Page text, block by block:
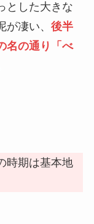
とした大きな
凄い、 後半
名の通り「べ
時期は基本地